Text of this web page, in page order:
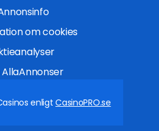
om cookies
enligtCasinoPRO.se